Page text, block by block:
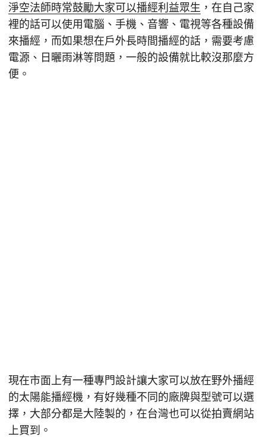
淨空法師時常鼓勵大家可以播經利益眾生 ，在自己家
裡的話可以使用電腦、手機、音響、電視等各種設備
來播經，而如果想在戶外長時間播經的話，需要考慮
電源、日曬雨淋等問題，一般的設備就比較沒那麼方
便。
現在市面上有一種專門設計讓大家可以放在野外播經
的太陽能播經機，有好幾種不同的廠牌與型號可以選
擇，大部分都是大陸製的，在台灣也可以從拍賣網站
上買到。